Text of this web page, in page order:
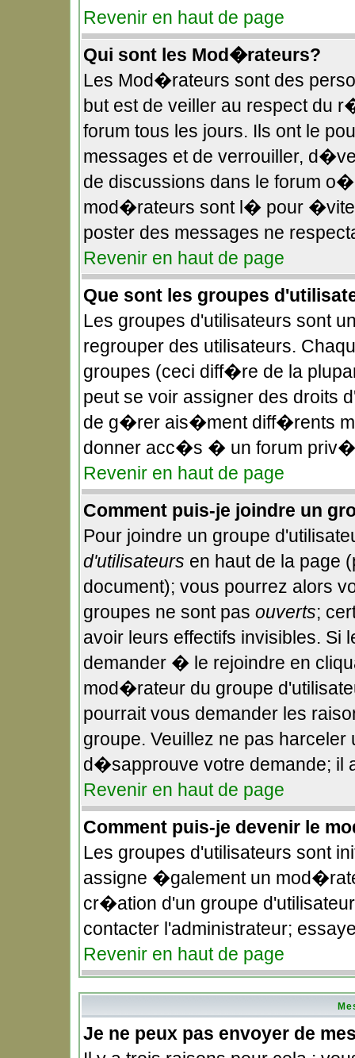
Revenir en haut de page
Qui sont les Mod�rateurs?
Les Mod�rateurs sont des
but est de veiller au respect du
forum tous les jours. Ils ont le
messages et de verrouiller,
de discussions dans le forum
mod�rateurs sont l� pour
poster des messages ne
Revenir en haut de page
Que sont les groupes
Les groupes d'utilisateurs sont
regrouper des utilisateurs.
groupes (ceci diff�re de la
peut se voir assigner des droits
de g�rer ais�ment diff�rents
donner acc�s � un forum
Revenir en haut de page
Comment puis-je joindre un
Pour joindre un groupe
d'utilisateurs en haut de la page
document); vous pourrez alors
groupes ne sont pas ouverts;
avoir leurs effectifs invisibles. Si
demander � le rejoindre en
mod�rateur du groupe
pourrait vous demander les
groupe. Veuillez ne pas
d�sapprouve votre demande; il
Revenir en haut de page
Comment puis-je devenir le
Les groupes d'utilisateurs sont
assigne �galement un
cr�ation d'un groupe
contacter l'administrateur;
Revenir en haut de page
Je ne peux pas envoyer de